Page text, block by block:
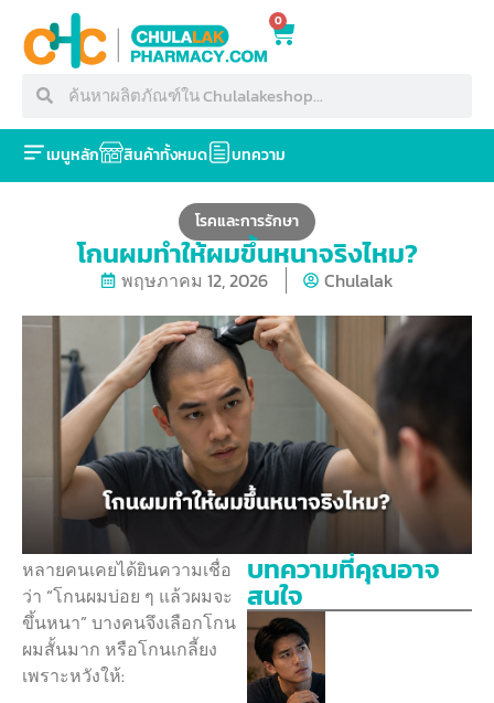
0
เมนูหลัก สินค้าทั้งหมด บทความ
โรคและการรักษา
โกนผมทำให้ผมขึ้นหนาจริงไหม?
พฤษภาคม 12, 2026 Chulalak
หลายคนเคยได้ยินความเชื่อ
ว่า “โกนผมบ่อย ๆ แล้วผมจะ
ขึ้นหนา” บางคนจึงเลือกโกน
ผมสั้นมาก หรือโกนเกลี้ยง
เพราะหวังให้:
บทความที่คุณอาจ
สนใจ